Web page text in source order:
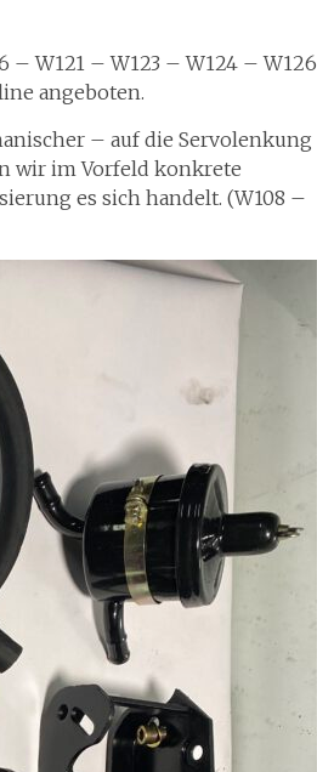
W121 – W123 – W124 – W126
angeboten.
– auf die Servolenkung
wir im Vorfeld konkrete
es sich handelt. (W108 –